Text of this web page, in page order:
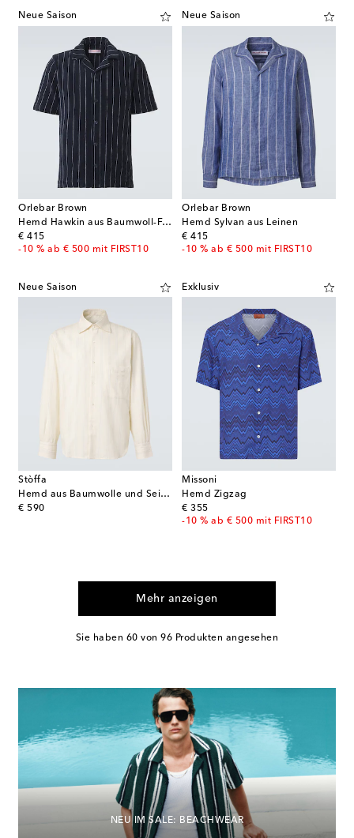
Neue Saison
Orlebar Brown
Hemd Hawkin aus Baumwoll-Frottee
€ 415
original price
-10 % ab € 500 mit FIRST10
Neue Saison
Orlebar Brown
Hemd Sylvan aus Leinen
€ 415
original price
-10 % ab € 500 mit FIRST10
Neue Saison
Stòffa
Hemd aus Baumwolle und Seide
€ 590
original price
Exklusiv
Missoni
Hemd Zigzag
€ 355
original price
-10 % ab € 500 mit FIRST10
Mehr anzeigen
Sie haben 60 von 96 Produkten angesehen
NEU IM SALE: BEACHWEAR